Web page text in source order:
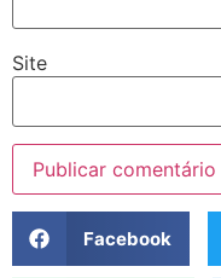
Site
Facebook